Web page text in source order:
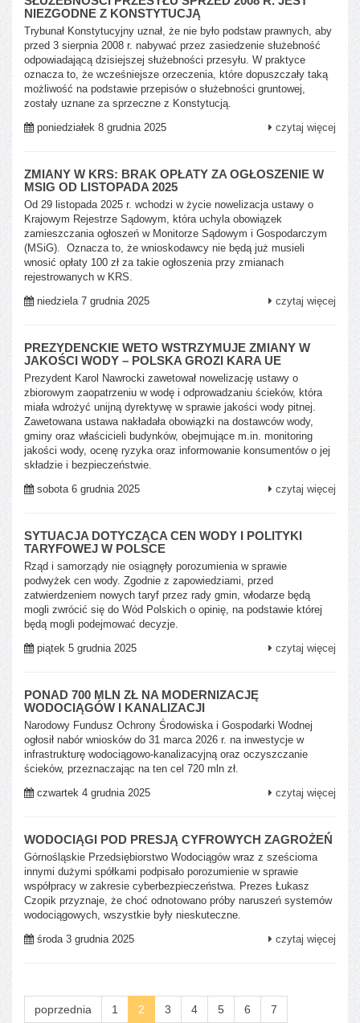
NIEZGODNE Z KONSTYTUCJĄ
Trybunał Konstytucyjny uznał, że nie było podstaw prawnych, aby
przed 3 sierpnia 2008 r. nabywać przez zasiedzenie służebność
odpowiadającą dzisiejszej służebności przesyłu. W praktyce
oznacza to, że wcześniejsze orzeczenia, które dopuszczały taką
możliwość na podstawie przepisów o służebności gruntowej,
zostały uznane za sprzeczne z Konstytucją.
poniedziałek 8 grudnia 2025
czytaj więcej
ZMIANY W KRS: BRAK OPŁATY ZA OGŁOSZENIE W
MSIG OD LISTOPADA 2025
Od 29 listopada 2025 r. wchodzi w życie nowelizacja ustawy o
Krajowym Rejestrze Sądowym, która uchyla obowiązek
zamieszczania ogłoszeń w Monitorze Sądowym i Gospodarczym
(MSiG). Oznacza to, że wnioskodawcy nie będą już musieli
wnosić opłaty 100 zł za takie ogłoszenia przy zmianach
rejestrowanych w KRS.
niedziela 7 grudnia 2025
czytaj więcej
PREZYDENCKIE WETO WSTRZYMUJE ZMIANY W
JAKOŚCI WODY – POLSKA GROZI KARA UE
Prezydent Karol Nawrocki zawetował nowelizację ustawy o
zbiorowym zaopatrzeniu w wodę i odprowadzaniu ścieków, która
miała wdrożyć unijną dyrektywę w sprawie jakości wody pitnej.
Zawetowana ustawa nakładała obowiązki na dostawców wody,
gminy oraz właścicieli budynków, obejmujące m.in. monitoring
jakości wody, ocenę ryzyka oraz informowanie konsumentów o jej
składzie i bezpieczeństwie.
sobota 6 grudnia 2025
czytaj więcej
SYTUACJA DOTYCZĄCA CEN WODY I POLITYKI
TARYFOWEJ W POLSCE
Rząd i samorządy nie osiągnęły porozumienia w sprawie
podwyżek cen wody. Zgodnie z zapowiedziami, przed
zatwierdzeniem nowych taryf przez rady gmin, włodarze będą
mogli zwrócić się do Wód Polskich o opinię, na podstawie której
będą mogli podejmować decyzje.
piątek 5 grudnia 2025
czytaj więcej
PONAD 700 MLN ZŁ NA MODERNIZACJĘ
WODOCIĄGÓW I KANALIZACJI
Narodowy Fundusz Ochrony Środowiska i Gospodarki Wodnej
ogłosił nabór wniosków do 31 marca 2026 r. na inwestycje w
infrastrukturę wodociągowo-kanalizacyjną oraz oczyszczanie
ścieków, przeznaczając na ten cel 720 mln zł.
czwartek 4 grudnia 2025
czytaj więcej
WODOCIĄGI POD PRESJĄ CYFROWYCH ZAGROŻEŃ
Górnośląskie Przedsiębiorstwo Wodociągów wraz z sześcioma
innymi dużymi spółkami podpisało porozumienie w sprawie
współpracy w zakresie cyberbezpieczeństwa. Prezes Łukasz
Czopik przyznaje, że choć odnotowano próby naruszeń systemów
wodociągowych, wszystkie były nieskuteczne.
środa 3 grudnia 2025
czytaj więcej
poprzednia 1 2 3 4 5 6 7